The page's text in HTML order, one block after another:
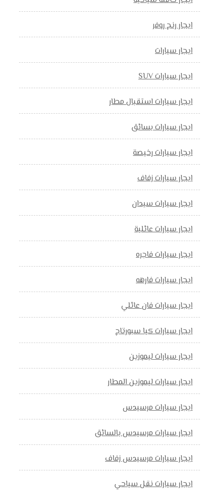
ايجار رنج روفر
ايجار سيارات
ايجار سيارات SUV
ايجار سيارات استقبال مطار
ايجار سيارات بسائق
ايجار سيارات رخيصة
ايجار سيارات زفاف
ايجار سيارات سيدان
ايجار سيارات عائلية
ايجار سيارات فاجره
ايجار سيارات فارهه
ايجار سيارات فان عائلي
ايجار سيارات كيا سبورتاج
ايجار سيارات ليموزين
ايجار سيارات ليموزين المطار
ايجار سيارات مرسيدس
ايجار سيارات مرسيدس بالسائق
ايجار سيارات مرسيدس زفاف
ايجار سيارات نقل سياحي